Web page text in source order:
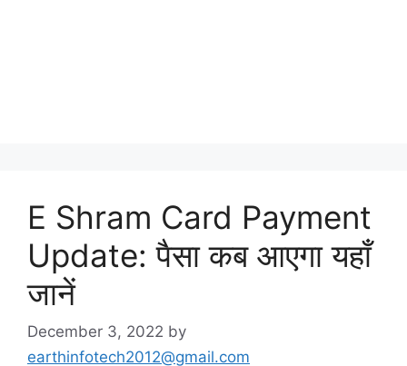
E Shram Card Payment
Update: पैसा कब आएगा यहाँ
जानें
December 3, 2022 by
earthinfotech2012@gmail.com